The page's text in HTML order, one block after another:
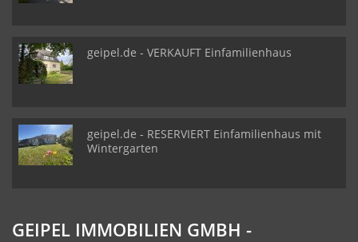
geipel.de - VERKAUFT Einfamilienhaus
geipel.de - RESERVIERT Einfamilienhaus mit
Wintergarten
GEIPEL IMMOBILIEN GMBH -